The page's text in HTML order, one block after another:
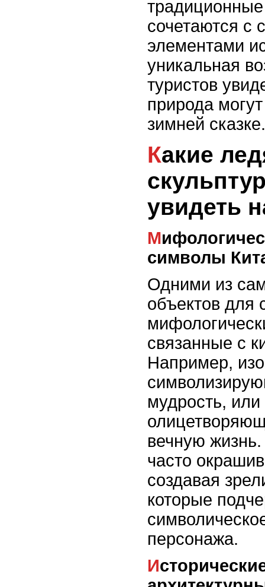
сочетаются с
элементами
уникальная
туристов
природа
зимней сказке.
Какие ледяные
увидеть
Мифологические персонажи и
символы
Одними из
объектов для
связанные с
Например,
мудрость,
вечную
часто
создавая
которые
персонажа.
Исторические и современные